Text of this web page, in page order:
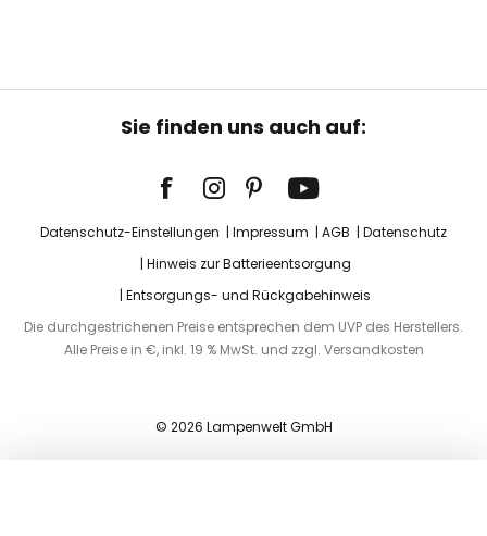
Sie finden uns auch auf:
Datenschutz-Einstellungen Impressum AGB
Datenschutz
Hinweis zur Batterieentsorgung
Entsorgungs- und Rückgabehinweis
Die durchgestrichenen Preise entsprechen dem UVP des Herstellers.
Alle Preise in €, inkl. 19 % MwSt. und zzgl. Versandkosten
© 2026 Lampenwelt GmbH